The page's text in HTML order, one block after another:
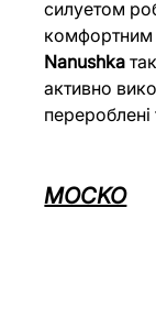
силуетом
комфортним
Nanushka
активно
перероблені
MOCKO